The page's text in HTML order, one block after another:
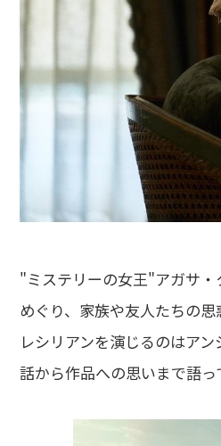
"ミステリーの女王"アガサ
めぐり、家族や友人たちの思
レシリアンを演じるのはア
話から作品への思いまで語っ